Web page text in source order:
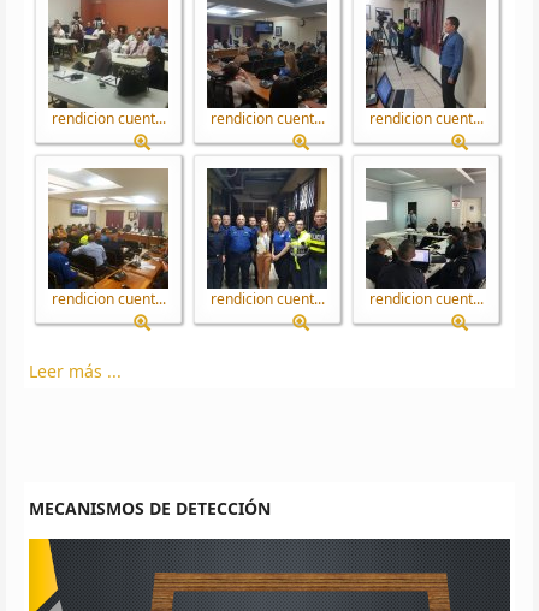
rendicion cuent... rendicion cuent... rendicion cuent...
rendicion cuent... rendicion cuent... rendicion cuent...
Leer más ...
MECANISMOS DE DETECCIÓN